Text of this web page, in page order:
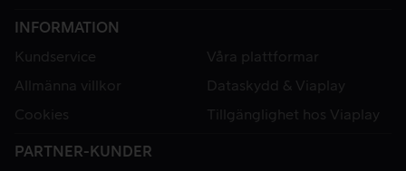
INFORMATION
Kundservice
Våra plattformar
Allmänna villkor
Dataskydd & Viaplay
Cookies
Tillgänglighet hos Viaplay
PARTNER-KUNDER